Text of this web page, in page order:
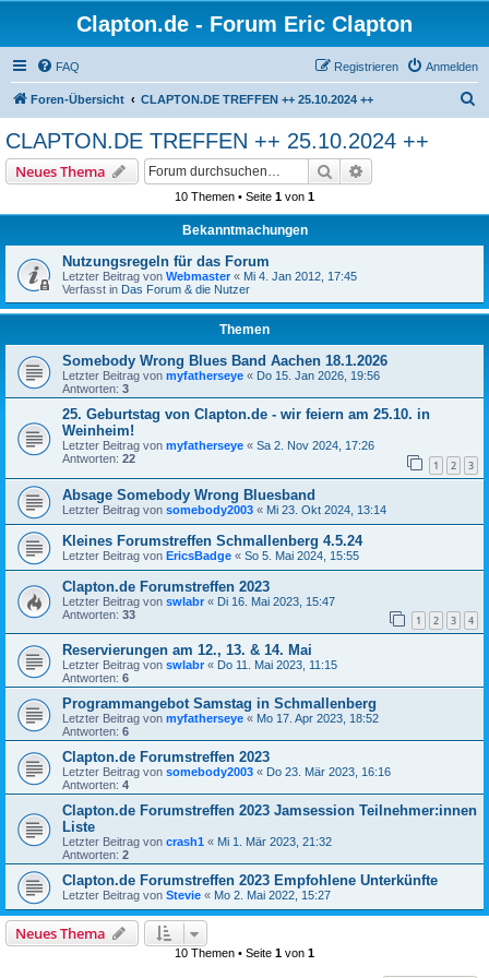
Clapton.de - Forum Eric Clapton
FAQ Anmelden
Registrieren
Foren-Übersicht CLAPTON.DE TREFFEN ++ 25.10.2024 ++
CLAPTON.DE TREFFEN ++ 25.10.2024 ++
Neues Thema Suche
10 Themen • Seite 1 von 1
Bekanntmachungen
Nutzungsregeln für das Forum
Letzter Beitrag von Webmaster« Mi 4. Jan 2012, 17:45
Verfasst in Das Forum & die Nutzer
Themen
Somebody Wrong Blues Band Aachen 18.1.2026
Letzter Beitrag von myfatherseye « Do 15. Jan 2026, 19:56
Antworten: 3
25. Geburtstag von Clapton.de - wir feiern am 25.10. in
Weinheim!
Letzter Beitrag von myfatherseye « Sa 2. Nov 2024, 17:26
Antworten: 22 1 2 3
Absage Somebody Wrong Bluesband
Letzter Beitrag von somebody2003 « Mi 23. Okt 2024, 13:14
Kleines Forumstreffen Schmallenberg 4.5.24
Letzter Beitrag von EricsBadge « So 5. Mai 2024, 15:55
Clapton.de Forumstreffen 2023
Letzter Beitrag von swlabr « Di 16. Mai 2023, 15:47
Antworten: 33 1 2 3 4
Reservierungen am 12., 13. & 14. Mai
Letzter Beitrag von swlabr« Do 11. Mai 2023, 11:15
Antworten: 6
Programmangebot Samstag in Schmallenberg
Letzter Beitrag von myfatherseye « Mo 17. Apr 2023, 18:52
Antworten: 6
Clapton.de Forumstreffen 2023
Letzter Beitrag von somebody2003 « Do 23. Mär 2023, 16:16
Antworten: 4
Clapton.de Forumstreffen 2023 Jamsession Teilnehmer:innen
Liste
Letzter Beitrag von crash1 « Mi 1. Mär 2023, 21:32
Antworten: 2
Clapton.de Forumstreffen 2023 Empfohlene Unterkünfte
Letzter Beitrag von Stevie « Mo 2. Mai 2022, 15:27
Neues Thema
10 Themen • Seite 1 von 1